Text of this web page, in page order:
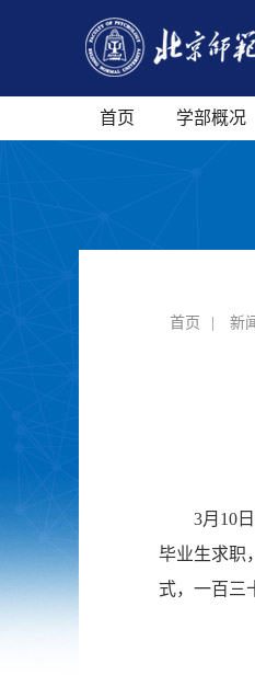
首页 学部概况
首页 新
3月10
毕业生求职
式，一百三